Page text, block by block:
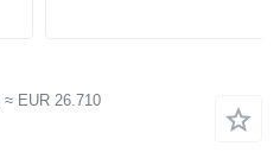
≈ EUR 26.710